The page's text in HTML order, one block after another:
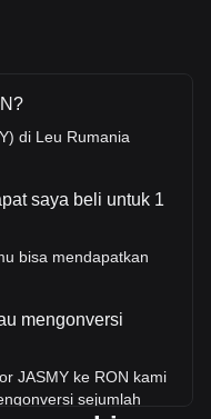
di Leu Rumania
saya beli untuk 1
bisa mendapatkan
mengonversi
JASMY ke RON kami
sejumlah